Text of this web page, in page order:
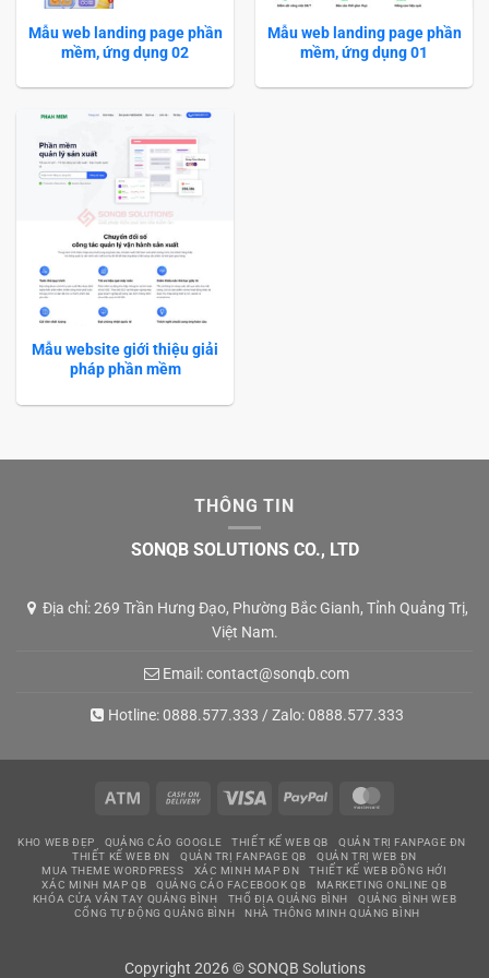
Mẫu web landing page phần
mềm, ứng dụng 02
Mẫu web landing page phần
mềm, ứng dụng 01
Mẫu website giới thiệu giải
pháp phần mềm
THÔNG TIN
SONQB SOLUTIONS CO., LTD
Địa chỉ: 269 Trần Hưng Đạo, Phường Bắc Gianh, Tỉnh Quảng Trị,
Việt Nam.
Email:contact@sonqb.com
Hotline:0888.577.333 / Zalo:0888.577.333
Atm
Cash
Delivery
Visa PayPal
KHO WEB ĐẸP QUẢNG CÁO GOOGLE THIẾT KẾ WEB QB
QUẢN TRỊ FANPAGE ĐN
THIẾT KẾ WEB ĐN
QUẢN TRỊ FANPAGE QB
QUẢN TRỊ WEB ĐN
MUA THEME WORDPRESS
XÁC MINH MAP ĐN
THIẾT KẾ WEB ĐỒNG HỚI
XÁC MINH MAP QB
QUẢNG CÁO FACEBOOK QB
MARKETING ONLINE QB
KHÓA CỬA VÂN TAY QUẢNG BÌNH
THỔ ĐỊA QUẢNG BÌNH
QUẢNG BÌNH WEB
CỔNG TỰ ĐỘNG QUẢNG BÌNH
NHÀ THÔNG MINH QUẢNG BÌNH
Copyright 2026 © SONQB Solutions